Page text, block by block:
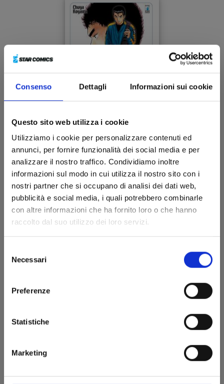
Consenso Dettagli Informazioni sui cookie
Questo sito web utilizza i cookie
Utilizziamo i cookie per personalizzare contenuti ed
annunci, per fornire funzionalità dei social media e per
analizzare il nostro traffico. Condividiamo inoltre
informazioni sul modo in cui utilizza il nostro sito con i
nostri partner che si occupano di analisi dei dati web,
pubblicità e social media, i quali potrebbero combinarle
con altre informazioni che ha fornito loro o che hanno
raccolto dal suo utilizzo dei loro servizi.
delNecessari
Preferenze
Statistiche
Marketing
UCHU KYODAI - FRATELLI NELLO SPAZIO n. 16
15/11/2012
UCHU KYODAI - FRATELLI NELLO SPAZIO n. 15